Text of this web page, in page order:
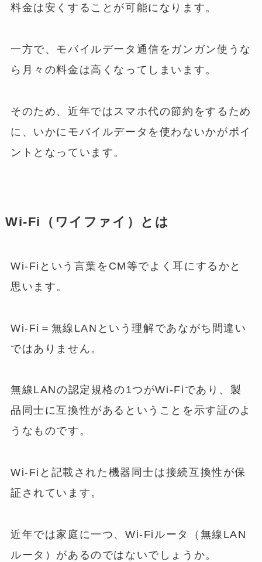
料金は安くすることが可能になります。
一方で、モバイルデータ通信をガンガン使うな
ら月々の料金は高くなってしまいます。
そのため、近年ではスマホ代の節約をするため
に、いかにモバイルデータを使わないかがポイ
ントとなっています。
Wi-Fi（ワイファイ）とは
Wi-Fiという言葉をCM等でよく耳にするかと
思います。
Wi-Fi＝無線LANという理解であながち間違い
ではありません。
無線LANの認定規格の1つがWi-Fiであり、製
品同士に互換性があるということを示す証のよ
うなものです。
Wi-Fiと記載された機器同士は接続互換性が保
証されています。
近年では家庭に一つ、Wi-Fiルータ（無線LAN
ルータ）があるのではないでしょうか。